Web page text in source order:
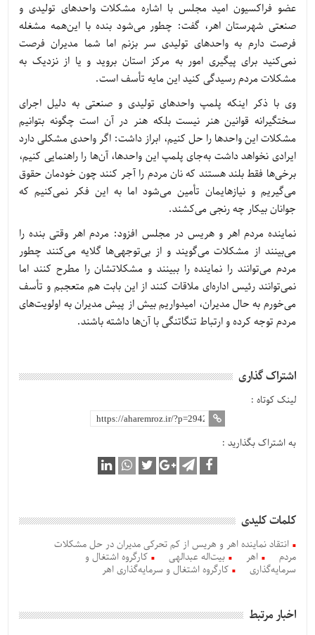
عضو فراکسیون امید مجلس با اشاره مشکلات واحدهای تولیدی و
صنعتی شهرستان اهر، گفت: چطور می‌شود بنده با این‌همه مشغله
فرصت دارم به واحدهای تولیدی سر بزنم اما شما مدیران فرصت
نمی‌کنید برای پیگیری امور به مرکز استان بروید و یا از نزدیک به
مشکلات مردم رسیدگی کنید این مایه تأسف است.
وی با ذکر اینکه پلمپ واحدهای تولیدی و صنعتی به دلیل اجرای
سختگیرانه قوانین هنر نیست بلکه هنر در آن است چگونه بتوانیم
مشکلات این واحدها را حل کنیم، ابراز داشت: اگر واحدی مشکلی دارد
ایرادی نخواهد داشت به‌جای پلمپ این واحدها، آن‌ها را راهنمایی کنیم،
برخی‌ها فقط بلند هستند که نان مردم را آجر کنند چون خودمان حقوق
می‌گیریم و نیازهایمان تأمین می‌شود اما به این فکر نمی‌کنیم که
جوانان بیکار چه رنجی می‌کشند.
نماینده مردم اهر و هریس در مجلس افزود: مردم اهر وقتی بنده را
می‌بینند از مشکلات می‌گویند و از بی‌توجهی‌ها گلایه می‌کنند چطور
مردم می‌توانند را نماینده را ببینند و مشکلاتشان را مطرح کنند اما
نمی‌توانند رئیس اداره‌ای ملاقات کنند از این بابت هم متعجبم و تأسف
می‌خورم به حال مدیران، امیدواریم بیش از پیش مدیران به اولویت‌های
مردم توجه کرده و ارتباط تنگاتنگی با آن‌ها داشته باشند.
اشتراک گذاری
لینک کوتاه :
به اشتراک بگذارید :
کلمات کلیدی
انتقاد نماینده اهر و هریس از کم تحرکی مدیران در حل مشکلات
مردم
اهر بیت‌اله عبدالهی
کارگروه اشتغال و
سرمایه‌گذاری
کارگروه اشتغال و سرمایه‌گذاری اهر
اخبار مرتبط